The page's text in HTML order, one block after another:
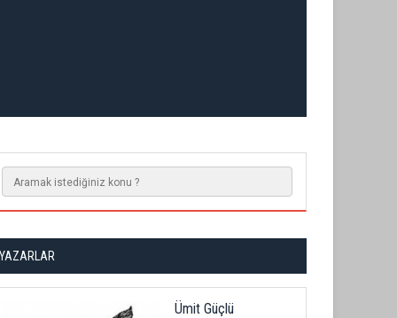
YAZARLAR
Ümit Güçlü